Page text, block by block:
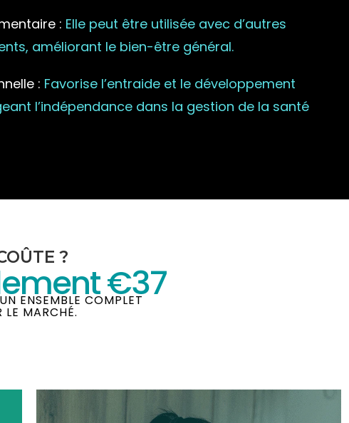
: Elle peut être utilisée avec d’autres
améliorant le bien-être général.
: Favorise l’entraide et le développement
l’indépendance dans la gestion de la santé
?
€37
ENSEMBLE COMPLET
MARCHÉ.